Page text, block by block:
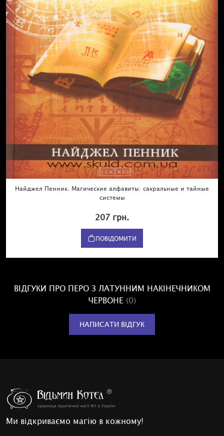
Найджел Пенник. Магические алфавиты: сакральные и тайные
системы
207 грн.
ПОВІДОМИТИ
ВІДГУКИ ПРО ПЕРО З ЛАТУННИМ НАКІНЕЧНИКОМ
ЧЕРВОНЕ (0)
НАПИСАТИ ВІДГУК
Ми відкриваємо магію в кожному!